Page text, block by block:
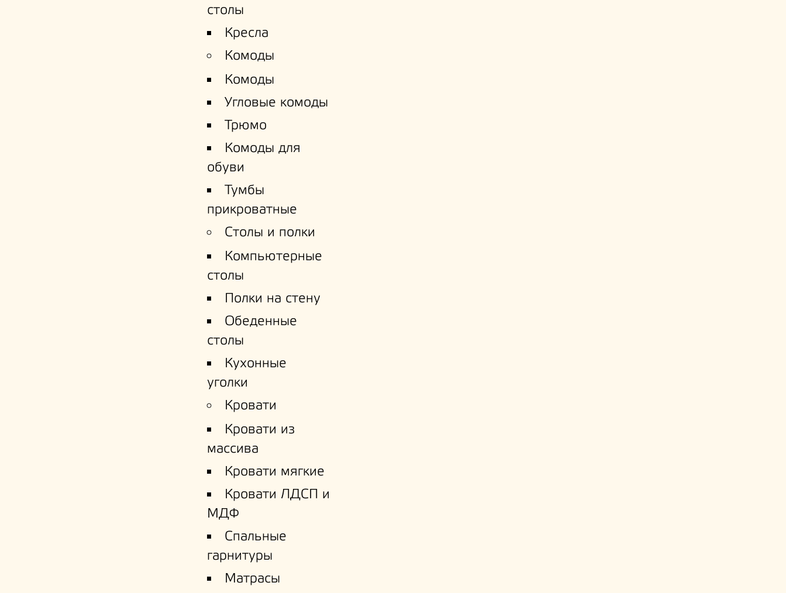
столы
Кресла
Комоды
Комоды
Угловые комоды
Трюмо
Комоды для
обуви
Тумбы
прикроватные
Столы и полки
Компьютерные
столы
Полки на стену
Обеденные
столы
Кухонные
уголки
Кровати
Кровати из
массива
Кровати мягкие
Кровати ЛДСП и
МДФ
Спальные
гарнитуры
Матрасы